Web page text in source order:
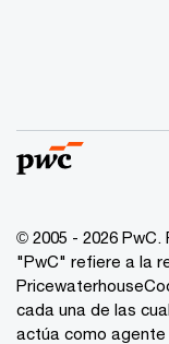
© 2005 - 2026
"PwC" refiere a la
cada una de las
actúa como agente